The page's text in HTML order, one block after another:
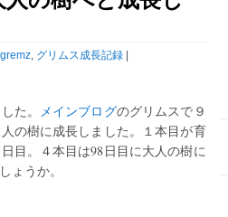
gremz, グリムス成長記録
た。 メインブログのグリムスで９
の樹に成長しました。１本目が育
目。４本目は98日目に大人の樹に
ょうか。